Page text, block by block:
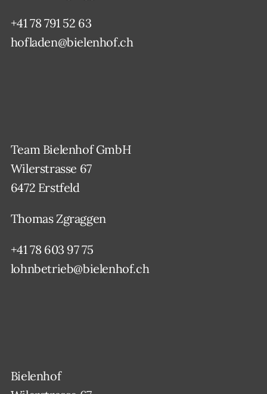
+41 78 791 52 63
hofladen@bielenhof.ch
Team Bielenhof GmbH
Wilerstrasse 67
6472 Erstfeld
Thomas Zgraggen
+41 78 603 97 75
lohnbetrieb@bielenhof.ch
Bielenhof